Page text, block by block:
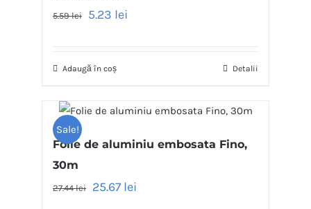
5.59lei 5.23 lei
Adaugă în coș Detalii
Sale!
Folie de aluminiu embosata Fino,
30m
27.44lei 25.67lei